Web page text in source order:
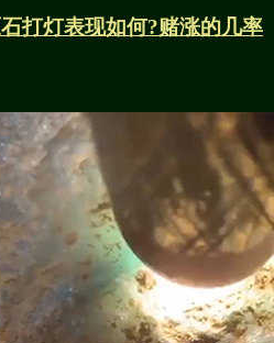
打灯表现如何?赌涨的几率